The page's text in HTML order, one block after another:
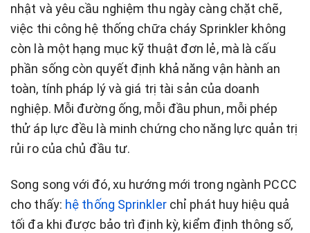
nhật và yêu cầu nghiệm thu ngày càng chặt chẽ,
việc thi công hệ thống chữa cháy Sprinkler không
còn là một hạng mục kỹ thuật đơn lẻ, mà là cấu
phần sống còn quyết định khả năng vận hành an
toàn, tính pháp lý và giá trị tài sản của doanh
nghiệp. Mỗi đường ống, mỗi đầu phun, mỗi phép
thử áp lực đều là minh chứng cho năng lực quản trị
rủi ro của chủ đầu tư.
Song song với đó, xu hướng mới trong ngành PCCC
cho thấy: hệ thống Sprinklerchỉ phát huy hiệu quả
tối đa khi được bảo trì định kỳ, kiểm định thông số,